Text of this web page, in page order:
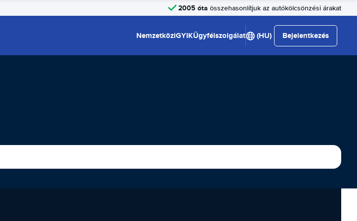
2005 óta összehasonlítjuk az autókölcsönzési árakat
NemzetköziGYIKÜgyfélszolgálat (HU) Bejelentkezés